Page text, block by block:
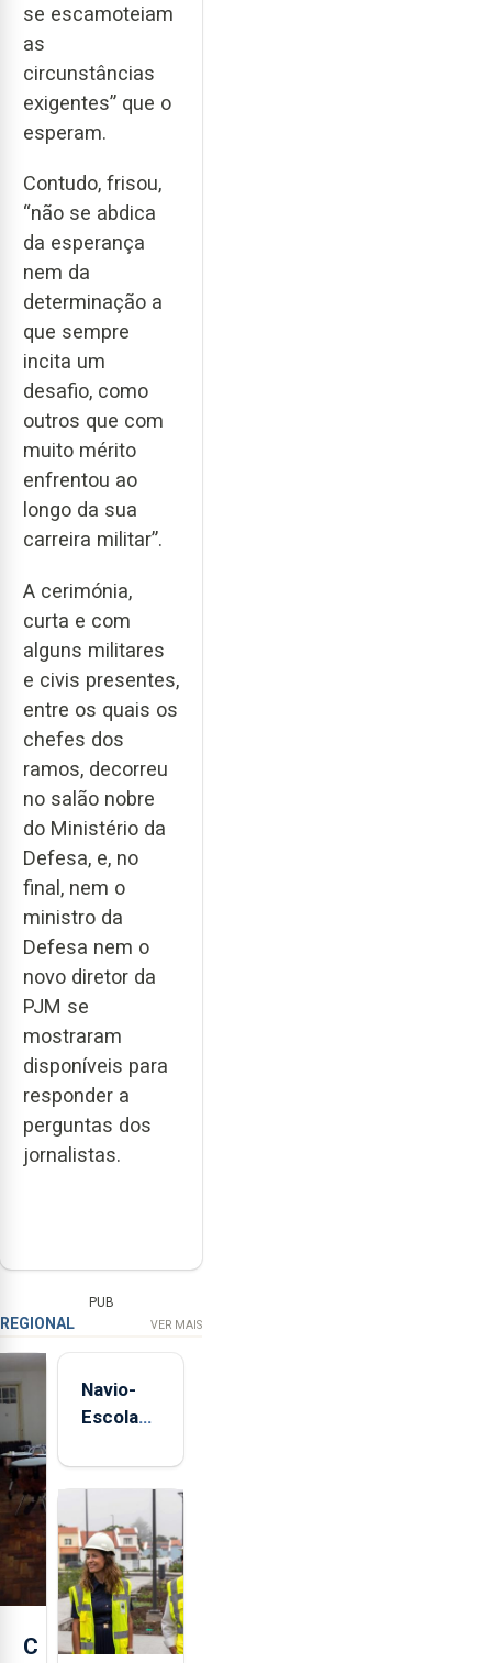
se escamoteiam
as
circunstâncias
exigentes” que o
esperam.
Contudo, frisou,
“não se abdica
da esperança
nem da
determinação a
que sempre
incita um
desafio, como
outros que com
muito mérito
enfrentou ao
longo da sua
carreira militar”.
A cerimónia,
curta e com
alguns militares
e civis presentes,
entre os quais os
chefes dos
ramos, decorreu
no salão nobre
do Ministério da
Defesa, e, no
final, nem o
ministro da
Defesa nem o
novo diretor da
PJM se
mostraram
disponíveis para
responder a
perguntas dos
jornalistas.
PUB
REGIONAL VER MAIS
C
Navio-
Escola
está de
aos
Açores